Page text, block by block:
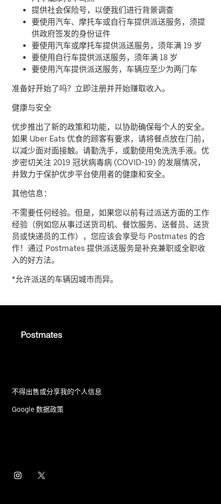
提供社会保险号，以便我们进行背景调查
要使用汽车、摩托车或自行车提供派送服务，须提
供政府签发的身份证件
要使用汽车或摩托车提供派送服务，须年满 19 岁
要使用自行车提供派送服务，须年满 18 岁
要使用汽车提供派送服务，车辆应至少为两门车
准备好开始了吗？立即注册并开始赚取收入。
健康与安全
优步推出了新的政策和功能，以协助确保每个人的安全。
如果 Uber Eats 优食的顾客有要求，请将餐点放在门前，
以减少面对面接触。请勤洗手，或勤使用免洗洗手液。优
步密切关注 2019 冠状病毒病 (COVID-19) 的发展情况，
并致力于保护优步平台使用者的健康和安全。
其他信息：
不需要任何经验。但是，如果您以前有过派送方面的工作
经验（例如您从事过送货司机、餐饮服务、送餐员、送货
员或快递员的工作），您应该会享受与 Postmates 的合
作！通过 Postmates 提供派送服务是补充兼职或全职收
入的好方法。
*允许派送的车辆因城市而异。
不得出售或分享我的个人信息
Google 数据政策